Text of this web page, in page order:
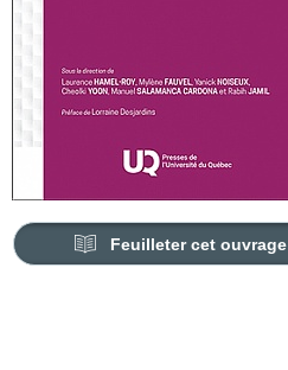
Feuilleter cet ouvrage